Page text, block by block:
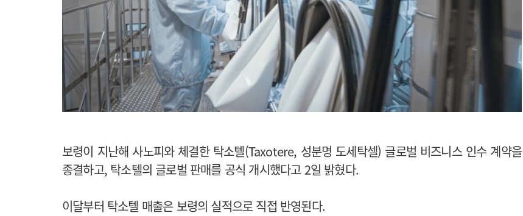
보령이 지난해 사노피와 체결한 탁소텔(Taxotere, 성분명 도세탁셀) 글로벌 비즈니스 인수 계약을
종결하고, 탁소텔의 글로벌 판매를 공식 개시했다고 2일 밝혔다.
이달부터 탁소텔 매출은 보령의 실적으로 직접 반영된다.